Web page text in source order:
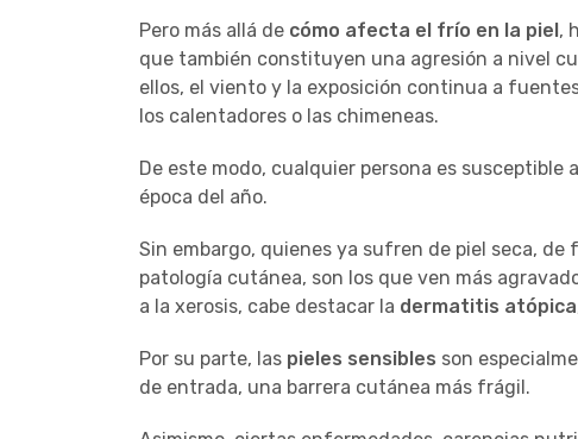
Pero más allá de cómo afecta el frío en la piel,
que también constituyen una agresión a nivel
ellos, el viento y la exposición continua a
los calentadores o las chimeneas.
De este modo, cualquier persona es susceptible
época del año.
Sin embargo, quienes ya sufren de piel seca,
patología cutánea, son los que ven más
a la xerosis, cabe destacar la dermatitis atópica
Por su parte, las pieles sensibles son
de entrada, una barrera cutánea más frágil.